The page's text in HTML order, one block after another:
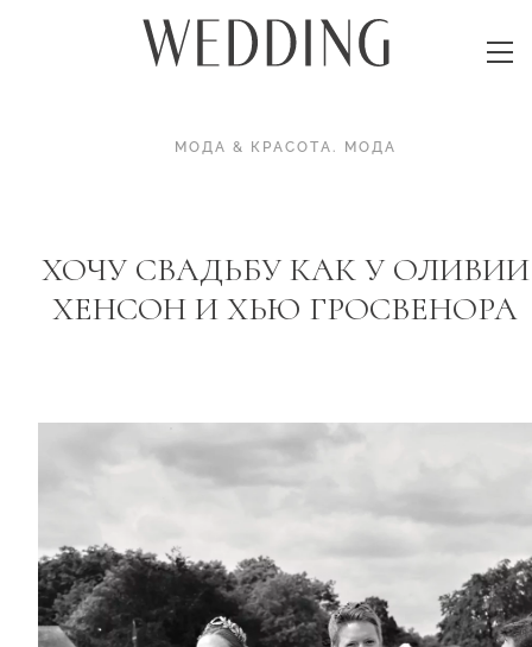
МОДА & КРАСОТА. МОДА
ХОЧУ СВАДЬБУ КАК У ОЛИВИИ
ХЕНСОН И ХЬЮ ГРОСВЕНОРА